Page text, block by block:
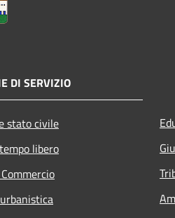
DI SERVIZIO
stato civile
libero